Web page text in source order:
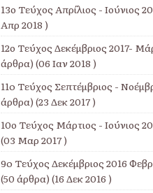
13ο Τεύχος Απρίλιος - Ιούνιος
Απρ 2018 )
12ο Τεύχος Δεκέμβριος 2017-
άρθρα) (06 Ιαν 2018 )
11o Τεύχος Σεπτέμβριος -
άρθρα) (23 Δεκ 2017 )
10ο Τεύχος Μάρτιος - Ιούνιος
(03 Μαρ 2017 )
9o Τεύχος Δεκέμβριος 2016
(50 άρθρα) (16 Δεκ 2016 )